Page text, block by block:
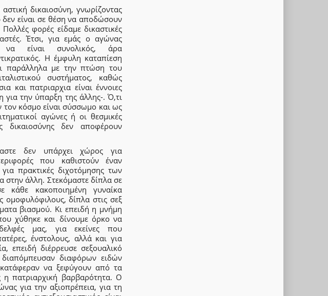
δικαιοσύνη, γνωρίζοντας
δεν είναι σε θέση να αποδώσουν
φορές είδαμε δικαστικές
Έτσι, για εμάς ο αγώνας
να είναι συνολικός, άρα
Η έμφυλη καταπίεση
παράλληλα με την πτώση του
συστήματος, καθώς
και πατριαρχια είναι έννοιες
για την ύπαρξη της άλλης-. Ό,τι
κόσμο είναι σύσσωμο και ως
αγώνες ή οι θεσμικές
δικαιοσύνης δεν αποφέρουν
δεν υπάρχει χώρος για
που καθιστούν έναν
πρακτικές διχοτόμησης των
άλλη. Στεκόμαστε δίπλα σε
κάθε κακοποιημένη γυναίκα
ομοφυλόφιλους, δίπλα στις σεξ
βιασμού. Κι επειδή η μνήμη
χύθηκε και δίνουμε όρκο να
μας, για εκείνες που
ένστολους, αλλά και για
επειδή διέρρευσε σεξουαλικό
διαφόρων ειδών
να ξεφύγουν από τα
πατριαρχική βαρβαρότητα. Ο
για την αξιοπρέπεια, για τη